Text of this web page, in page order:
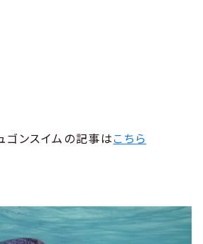
ゴンスイムの記事はこちら